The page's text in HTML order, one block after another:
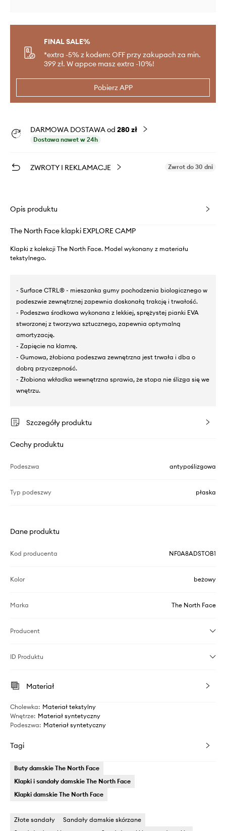
FINAL SALE%
*extra -5% z kodem: OFF przy zakupach za min.
399 zł. W appce masz extra -10%!
Pobierz APP
DARMOWA DOSTAWA od 280 zł
Dostawa nawet w 24h
ZWROTY I REKLAMACJE Zwrot do 30 dni
Opis produktu
The North Face klapki EXPLORE CAMP
Klapki z kolekcji The North Face. Model wykonany z materiału
tekstylnego.
- Surface CTRL® - mieszanka gumy pochodzenia biologicznego w
podeszwie zewnętrznej zapewnia doskonałą trakcję i trwałość.
- Podeszwa środkowa wykonana z lekkiej, sprężystej pianki EVA
stworzonej z tworzywa sztucznego, zapewnia optymalną
amortyzację.
- Zapięcie na klamrę.
- Gumowa, żłobiona podeszwa zewnętrzna jest trwała i dba o
dobrą przyczepność.
- Żłobiona wkładka wewnętrzna sprawia, że stopa nie ślizga się we
wnętrzu.
Szczegóły produktu
Cechy produktu
Podeszwa antypoślizgowa
Typ podeszwy płaska
Dane produktu
Kod producenta NF0A8ADSTOB1
Kolor beżowy
Marka The North Face
Producent
ID Produktu
Materiał
Cholewka: Materiał tekstylny
Wnętrze: Materiał syntetyczny
Podeszwa: Materiał syntetyczny
Tagi
Buty damskie The North Face
Klapki i sandały damskie The North Face
Klapki damskie The North Face
Złote sandały
Sandały damskie skórzane